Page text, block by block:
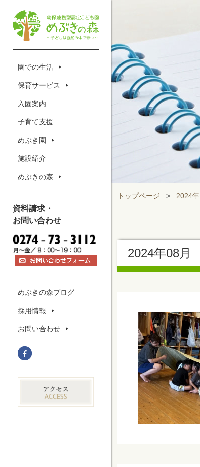
園での生活
保育サービス
入園案内
子育て支援
めぶき園
施設紹介
めぶきの森
資料請求・
お問い合わせ
めぶきの森ブログ
採用情報
お問い合わせ
トップページ > 2024年
2024年08月